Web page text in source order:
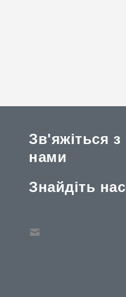
Зв'яжіться з
нами
Знайдіть нас